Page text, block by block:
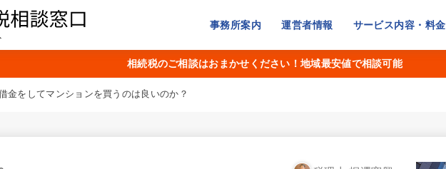
事務所案内 運営者情報 サービス内容・料金
相続税のご相談はおまかせください！地域最安値で相談可能
金をしてマンションを買うのは良いのか？